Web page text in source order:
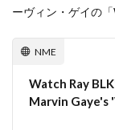
ーヴィン・ゲイの
NME
Watch Ray
Marvin Gaye's